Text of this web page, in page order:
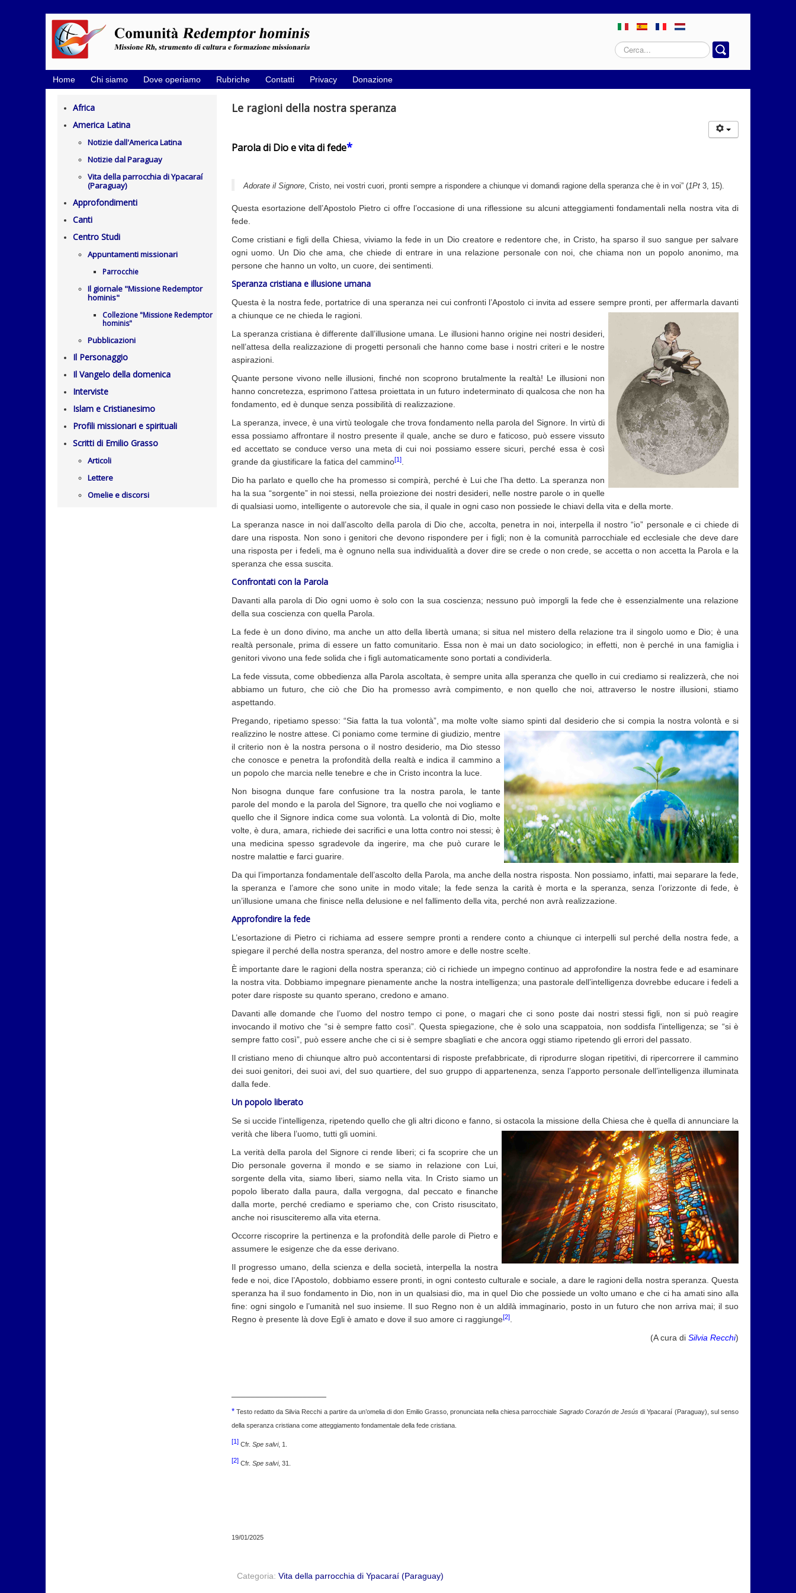
Cerca...
Home Chi siamo Dove operiamo Rubriche Contatti Privacy Donazione
Africa
America Latina
Notizie dall'America Latina
Notizie dal Paraguay
Vita della parrocchia di Ypacaraí
(Paraguay)
Approfondimenti
Canti
Centro Studi
Appuntamenti missionari
Parrocchie
Il giornale "Missione Redemptor
hominis"
Collezione "Missione Redemptor
hominis"
Pubblicazioni
Il Personaggio
Il Vangelo della domenica
Interviste
Islam e Cristianesimo
Profili missionari e spirituali
Scritti di Emilio Grasso
Articoli
Lettere
Omelie e discorsi
Le ragioni della nostra speranza
Parola di Dio e vita di fede*
Adorate il Signore, Cristo, nei vostri cuori, pronti sempre a rispondere a chiunque vi domandi ragione della speranza che è in voi” (1Pt 3, 15).
Questa esortazione dell’Apostolo Pietro ci offre l’occasione di una riflessione su alcuni atteggiamenti fondamentali nella nostra vita di
fede.
Come cristiani e figli della Chiesa, viviamo la fede in un Dio creatore e redentore che, in Cristo, ha sparso il suo sangue per salvare
ogni uomo. Un Dio che ama, che chiede di entrare in una relazione personale con noi, che chiama non un popolo anonimo, ma
persone che hanno un volto, un cuore, dei sentimenti.
Speranza cristiana e illusione umana
Questa è la nostra fede, portatrice di una speranza nei cui confronti l’Apostolo ci invita ad essere sempre pronti, per affermarla davanti
a chiunque ce ne chieda le ragioni.
La speranza cristiana è differente dall’illusione umana. Le illusioni hanno origine nei nostri desideri,
nell’attesa della realizzazione di progetti personali che hanno come base i nostri criteri e le nostre
aspirazioni.
Quante persone vivono nelle illusioni, finché non scoprono brutalmente la realtà! Le illusioni non
hanno concretezza, esprimono l’attesa proiettata in un futuro indeterminato di qualcosa che non ha
fondamento, ed è dunque senza possibilità di realizzazione.
La speranza, invece, è una virtù teologale che trova fondamento nella parola del Signore. In virtù di
essa possiamo affrontare il nostro presente il quale, anche se duro e faticoso, può essere vissuto
ed accettato se conduce verso una meta di cui noi possiamo essere sicuri, perché essa è così
grande da giustificare la fatica del cammino[1].
Dio ha parlato e quello che ha promesso si compirà, perché è Lui che l’ha detto. La speranza non
ha la sua “sorgente” in noi stessi, nella proiezione dei nostri desideri, nelle nostre parole o in quelle
di qualsiasi uomo, intelligente o autorevole che sia, il quale in ogni caso non possiede le chiavi della vita e della morte.
La speranza nasce in noi dall’ascolto della parola di Dio che, accolta, penetra in noi, interpella il nostro “io” personale e ci chiede di
dare una risposta. Non sono i genitori che devono rispondere per i figli; non è la comunità parrocchiale ed ecclesiale che deve dare
una risposta per i fedeli, ma è ognuno nella sua individualità a dover dire se crede o non crede, se accetta o non accetta la Parola e la
speranza che essa suscita.
Confrontati con la Parola
Davanti alla parola di Dio ogni uomo è solo con la sua coscienza; nessuno può imporgli la fede che è essenzialmente una relazione
della sua coscienza con quella Parola.
La fede è un dono divino, ma anche un atto della libertà umana; si situa nel mistero della relazione tra il singolo uomo e Dio; è una
realtà personale, prima di essere un fatto comunitario. Essa non è mai un dato sociologico; in effetti, non è perché in una famiglia i
genitori vivono una fede solida che i figli automaticamente sono portati a condividerla.
La fede vissuta, come obbedienza alla Parola ascoltata, è sempre unita alla speranza che quello in cui crediamo si realizzerà, che noi
abbiamo un futuro, che ciò che Dio ha promesso avrà compimento, e non quello che noi, attraverso le nostre illusioni, stiamo
aspettando.
Pregando, ripetiamo spesso: “Sia fatta la tua volontà”, ma molte volte siamo spinti dal desiderio che si compia la nostra volontà e si
realizzino le nostre attese. Ci poniamo come termine di giudizio, mentre
il criterio non è la nostra persona o il nostro desiderio, ma Dio stesso
che conosce e penetra la profondità della realtà e indica il cammino a
un popolo che marcia nelle tenebre e che in Cristo incontra la luce.
Non bisogna dunque fare confusione tra la nostra parola, le tante
parole del mondo e la parola del Signore, tra quello che noi vogliamo e
quello che il Signore indica come sua volontà. La volontà di Dio, molte
volte, è dura, amara, richiede dei sacrifici e una lotta contro noi stessi; è
una medicina spesso sgradevole da ingerire, ma che può curare le
nostre malattie e farci guarire.
Da qui l’importanza fondamentale dell’ascolto della Parola, ma anche della nostra risposta. Non possiamo, infatti, mai separare la fede,
la speranza e l’amore che sono unite in modo vitale; la fede senza la carità è morta e la speranza, senza l’orizzonte di fede, è
un’illusione umana che finisce nella delusione e nel fallimento della vita, perché non avrà realizzazione.
Approfondire la fede
L’esortazione di Pietro ci richiama ad essere sempre pronti a rendere conto a chiunque ci interpelli sul perché della nostra fede, a
spiegare il perché della nostra speranza, del nostro amore e delle nostre scelte.
È importante dare le ragioni della nostra speranza; ciò ci richiede un impegno continuo ad approfondire la nostra fede e ad esaminare
la nostra vita. Dobbiamo impegnare pienamente anche la nostra intelligenza; una pastorale dell’intelligenza dovrebbe educare i fedeli a
poter dare risposte su quanto sperano, credono e amano.
Davanti alle domande che l’uomo del nostro tempo ci pone, o magari che ci sono poste dai nostri stessi figli, non si può reagire
invocando il motivo che “si è sempre fatto così”. Questa spiegazione, che è solo una scappatoia, non soddisfa l'intelligenza; se “si è
sempre fatto così”, può essere anche che ci si è sempre sbagliati e che ancora oggi stiamo ripetendo gli errori del passato.
Il cristiano meno di chiunque altro può accontentarsi di risposte prefabbricate, di riprodurre slogan ripetitivi, di ripercorrere il cammino
dei suoi genitori, dei suoi avi, del suo quartiere, del suo gruppo di appartenenza, senza l’apporto personale dell’intelligenza illuminata
dalla fede.
Un popolo liberato
Se si uccide l’intelligenza, ripetendo quello che gli altri dicono e fanno, si ostacola la missione della Chiesa che è quella di annunciare la
verità che libera l’uomo, tutti gli uomini.
La verità della parola del Signore ci rende liberi; ci fa scoprire che un
Dio personale governa il mondo e se siamo in relazione con Lui,
sorgente della vita, siamo liberi, siamo nella vita. In Cristo siamo un
popolo liberato dalla paura, dalla vergogna, dal peccato e finanche
dalla morte, perché crediamo e speriamo che, con Cristo risuscitato,
anche noi risusciteremo alla vita eterna.
Occorre riscoprire la pertinenza e la profondità delle parole di Pietro e
assumere le esigenze che da esse derivano.
Il progresso umano, della scienza e della società, interpella la nostra
fede e noi, dice l’Apostolo, dobbiamo essere pronti, in ogni contesto culturale e sociale, a dare le ragioni della nostra speranza. Questa
speranza ha il suo fondamento in Dio, non in un qualsiasi dio, ma in quel Dio che possiede un volto umano e che ci ha amati sino alla
fine: ogni singolo e l’umanità nel suo insieme. Il suo Regno non è un aldilà immaginario, posto in un futuro che non arriva mai; il suo
Regno è presente là dove Egli è amato e dove il suo amore ci raggiunge[2].
(A cura di Silvia Recchi)
*Testo redatto da Silvia Recchi a partire da un’omelia di don Emilio Grasso, pronunciata nella chiesa parrocchiale Sagrado Corazón de Jesús di Ypacaraí (Paraguay), sul senso
della speranza cristiana come atteggiamento fondamentale della fede cristiana.
[1]Cfr. Spe salvi, 1.
[2]Cfr. Spe salvi, 31.
19/01/2025
Categoria: Vita della parrocchia di Ypacaraí (Paraguay)